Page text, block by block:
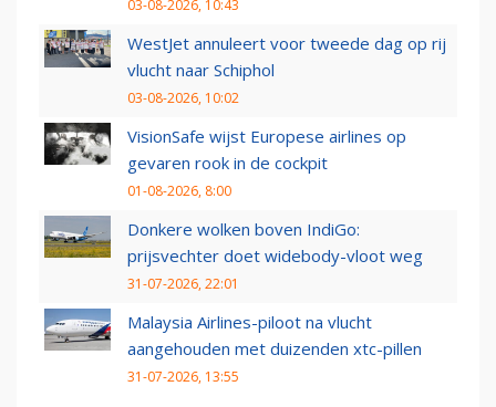
03-08-2026, 10:43
WestJet annuleert voor tweede dag op rij
vlucht naar Schiphol
03-08-2026, 10:02
VisionSafe wijst Europese airlines op
gevaren rook in de cockpit
01-08-2026, 8:00
Donkere wolken boven IndiGo:
prijsvechter doet widebody-vloot weg
31-07-2026, 22:01
Malaysia Airlines-piloot na vlucht
aangehouden met duizenden xtc-pillen
31-07-2026, 13:55